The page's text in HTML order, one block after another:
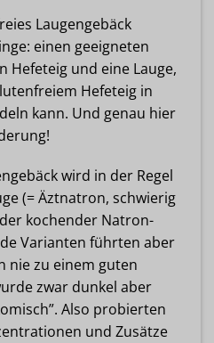
Laugengebäck
einen geeigneten
Hefeteig und eine Lauge,
Hefeteig in
kann. Und genau hier
wird in der Regel
(= Äztnatron, schwierig
kochender Natron-
Varianten führten aber
nie zu einem guten
zwar dunkel aber
Also probierten
und Zusätze